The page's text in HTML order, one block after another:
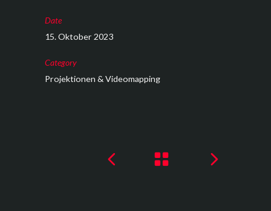
Date
15. Oktober 2023
Category
Projektionen & Videomapping